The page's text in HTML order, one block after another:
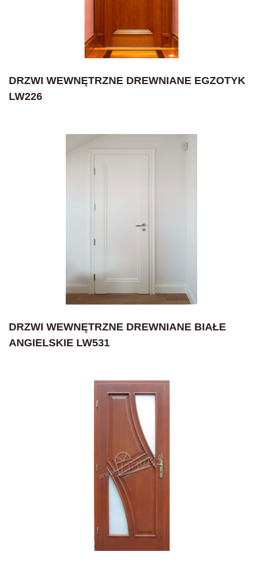
DRZWI WEWNĘTRZNE DREWNIANE EGZOTYK
LW226
DRZWI WEWNĘTRZNE DREWNIANE BIAŁE
ANGIELSKIE LW531